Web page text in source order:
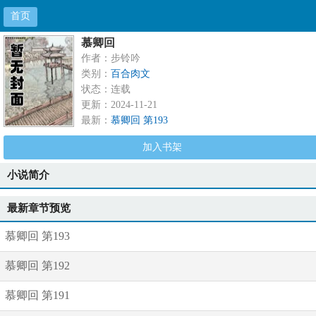
首页
慕卿回
作者：步铃吟
类别： 百合肉文
状态：连载
更新：2024-11-21
最新： 慕卿回 第193
加入书架
小说简介
最新章节预览
慕卿回 第193
慕卿回 第192
慕卿回 第191